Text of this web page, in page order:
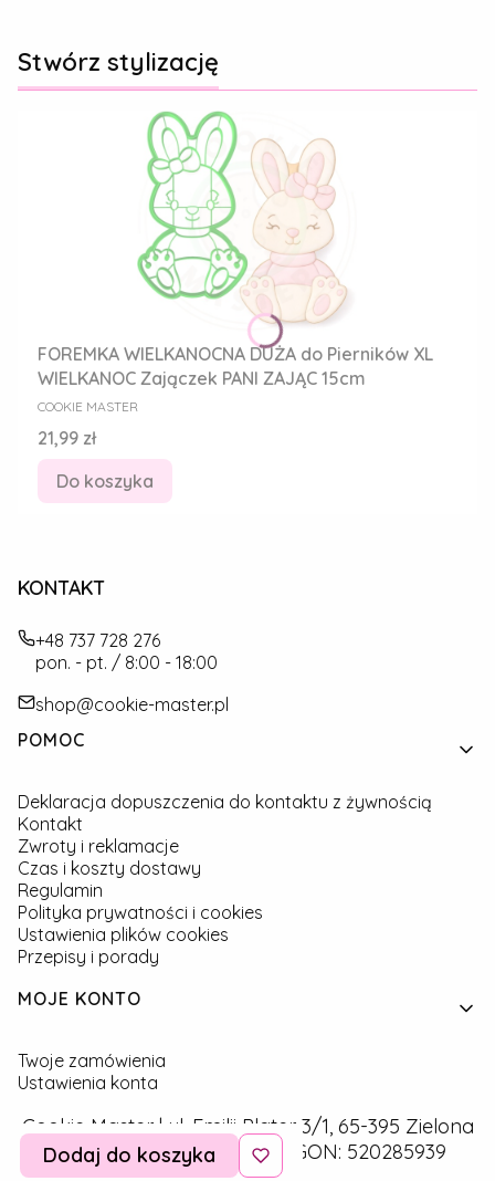
Stwórz stylizację
FOREMKA WIELKANOCNA DUŻA do Pierników XL
WIELKANOC Zajączek PANI ZAJĄC 15cm
PRODUCENT
COOKIE MASTER
Cena
21,99 zł
Do koszyka
KONTAKT
+48 737 728 276
pon. - pt. / 8:00 - 18:00
shop@cookie-master.pl
Linki w stopce
POMOC
Deklaracja dopuszczenia do kontaktu z żywnością
Kontakt
Zwroty i reklamacje
Czas i koszty dostawy
Regulamin
Polityka prywatności i cookies
Ustawienia plików cookies
Przepisy i porady
MOJE KONTO
Twoje zamówienia
Ustawienia konta
Cookie Master | ul. Emilii Plater 3/1, 65-395 Zielona
Góra | NIP: 9291757160 | REGON: 520285939
Dodaj do koszyka